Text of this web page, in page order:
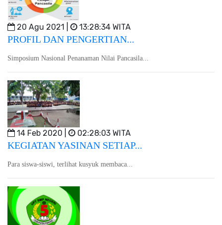
20 Agu 2021 | 13:28:34 WITA
PROFIL DAN PENGERTIAN...
Simposium Nasional Penanaman Nilai Pancasila...
14 Feb 2020 | 02:28:03 WITA
KEGIATAN YASINAN SETIAP...
Para siswa-siswi, terlihat kusyuk membaca...